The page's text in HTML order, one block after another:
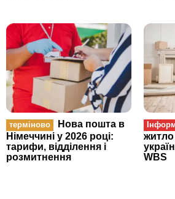
терміново
Нова пошта в
Німеччині у 2026 році:
тарифи, відділення і
розмитнення
житло
WBS